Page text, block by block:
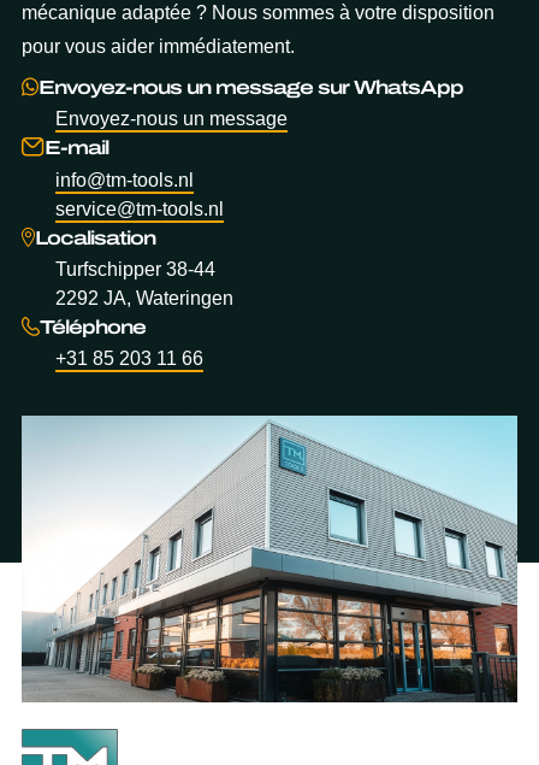
mécanique adaptée ? Nous sommes à votre disposition
pour vous aider immédiatement.
Envoyez-nous un message sur WhatsApp
Envoyez-nous un message
E-mail
info@tm-tools.nl
service@tm-tools.nl
Localisation
Turfschipper 38-44
2292 JA, Wateringen
Téléphone
+31 85 203 11 66